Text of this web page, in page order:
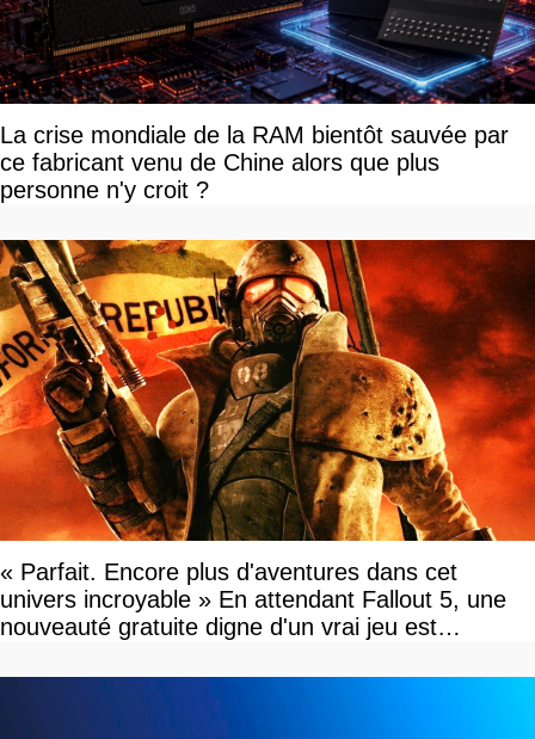
La crise mondiale de la RAM bientôt sauvée par
ce fabricant venu de Chine alors que plus
personne n'y croit ?
« Parfait. Encore plus d'aventures dans cet
univers incroyable » En attendant Fallout 5, une
nouveauté gratuite digne d'un vrai jeu est